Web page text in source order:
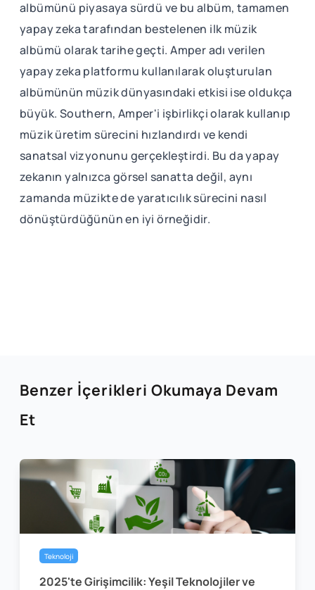
albümünü piyasaya sürdü ve bu albüm, tamamen
yapay zeka tarafından bestelenen ilk müzik
albümü olarak tarihe geçti. Amper adı verilen
yapay zeka platformu kullanılarak oluşturulan
albümünün müzik dünyasındaki etkisi ise oldukça
büyük. Southern, Amper'i işbirlikçi olarak kullanıp
müzik üretim sürecini hızlandırdı ve kendi
sanatsal vizyonunu gerçekleştirdi. Bu da yapay
zekanın yalnızca görsel sanatta değil, aynı
zamanda müzikte de yaratıcılık sürecini nasıl
dönüştürdüğünün en iyi örneğidir.
Benzer İçerikleri Okumaya Devam
Et
Teknoloji
2025'te Girişimcilik: Yeşil Teknolojiler ve